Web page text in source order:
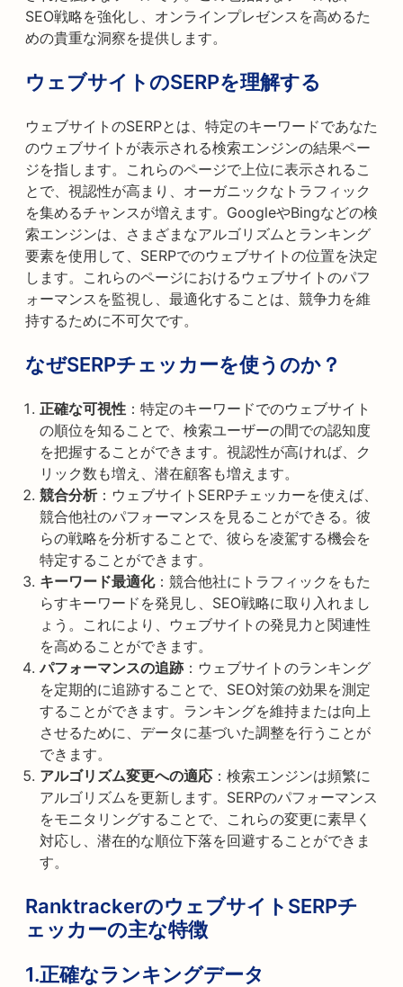
SEO戦略を強化し、オンラインプレゼンスを高めるた
めの貴重な洞察を提供します。
ウェブサイトのSERPを理解する
ウェブサイトのSERPとは、特定のキーワードであなた
のウェブサイトが表示される検索エンジンの結果ペー
ジを指します。これらのページで上位に表示されるこ
とで、視認性が高まり、オーガニックなトラフィック
を集めるチャンスが増えます。GoogleやBingなどの検
索エンジンは、さまざまなアルゴリズムとランキング
要素を使用して、SERPでのウェブサイトの位置を決定
します。これらのページにおけるウェブサイトのパフ
ォーマンスを監視し、最適化することは、競争力を維
持するために不可欠です。
なぜSERPチェッカーを使うのか？
正確な可視性 ：特定のキーワードでのウェブサイト
の順位を知ることで、検索ユーザーの間での認知度
を把握することができます。視認性が高ければ、ク
リック数も増え、潜在顧客も増えます。
競合分析：ウェブサイトSERPチェッカーを使えば、
競合他社のパフォーマンスを見ることができる。彼
らの戦略を分析することで、彼らを凌駕する機会を
特定することができます。
キーワード最適化：競合他社にトラフィックをもた
らすキーワードを発見し、SEO戦略に取り入れまし
ょう。これにより、ウェブサイトの発見力と関連性
を高めることができます。
パフォーマンスの追跡：ウェブサイトのランキング
を定期的に追跡することで、SEO対策の効果を測定
することができます。ランキングを維持または向上
させるために、データに基づいた調整を行うことが
できます。
アルゴリズム変更への適応 ：検索エンジンは頻繁に
アルゴリズムを更新します。SERPのパフォーマンス
をモニタリングすることで、これらの変更に素早く
対応し、潜在的な順位下落を回避することができま
す。
RanktrackerのウェブサイトSERPチ
ェッカーの主な特徴
1.正確なランキングデータ